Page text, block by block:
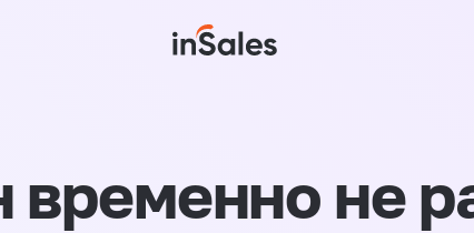
временно не